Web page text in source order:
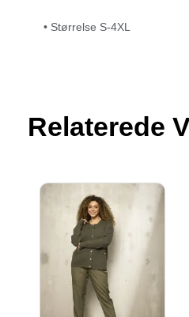
• Størrelse S-4XL
Relaterede